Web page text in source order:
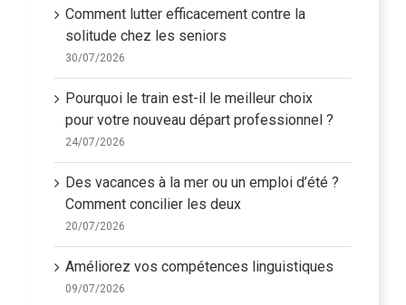
Comment lutter efficacement contre la
solitude chez les seniors
30/07/2026
Pourquoi le train est-il le meilleur choix
pour votre nouveau départ professionnel ?
24/07/2026
Des vacances à la mer ou un emploi d’été ?
Comment concilier les deux
20/07/2026
Améliorez vos compétences linguistiques
09/07/2026